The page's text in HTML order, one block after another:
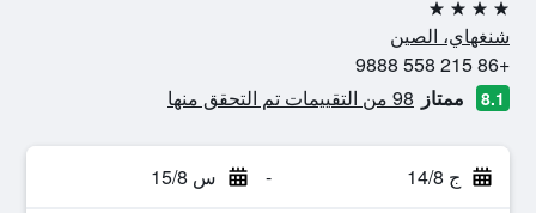
4 نجوم
شنغهاي، الصين
+86 215 558 9888
8.1 ممتاز 98 من التقييمات تم التحقق منها
ج 14/8 - س 15/8